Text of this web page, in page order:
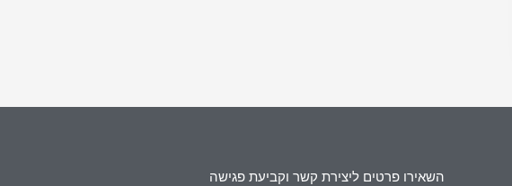
השאירו פרטים ליצירת קשר וקביעת פגישה